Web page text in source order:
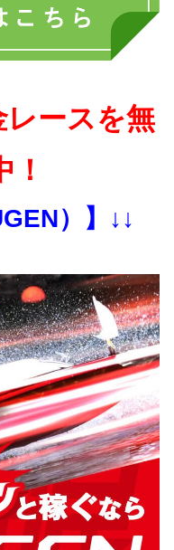
レースを無
）】↓↓